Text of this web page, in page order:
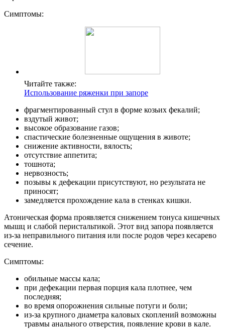
Симптомы:
Читайте также:
Использование ряженки при запоре
фрагментированный стул в форме козьих фекалий;
вздутый живот;
высокое образование газов;
спастические болезненные ощущения в животе;
снижение активности, вялость;
отсутствие аппетита;
тошнота;
нервозность;
позывы к дефекации присутствуют, но результата не
приносят;
замедляется прохождение кала в стенках кишки.
Атоническая форма проявляется снижением тонуса кишечных
мышц и слабой перистальтикой. Этот вид запора появляется
из-за неправильного питания или после родов через кесарево
сечение.
Симптомы:
обильные массы кала;
при дефекации первая порция кала плотнее, чем
последняя;
во время опорожнения сильные потуги и боли;
из-за крупного диаметра каловых скоплений возможны
травмы анального отверстия, появление крови в кале.